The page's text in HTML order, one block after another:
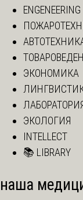
ENGENEERING
ЭКОНОМИКА
ЭКОЛОГИЯ
INTELLECT
📚 LIBRARY
наша